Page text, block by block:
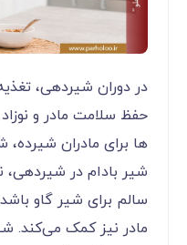
در دوران شیردهی،
حفظ سلامت مادر و
‌ها برای مادران
شیر بادام در شیردهی،
سالم برای شیر گاو
مادر نیز کمک می‌کند.